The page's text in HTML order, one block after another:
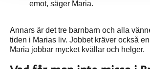
emot, säger Maria.
Annars är det tre barnbarn och alla
tiden i Marias liv. Jobbet kräver också
Maria jobbar mycket kvällar och helger.